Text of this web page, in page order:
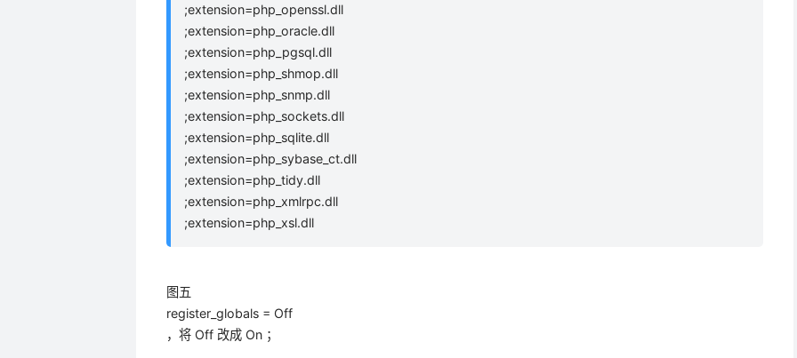
;extension=php_openssl.dll
;extension=php_oracle.dll
;extension=php_pgsql.dll
;extension=php_shmop.dll
;extension=php_snmp.dll
;extension=php_sockets.dll
;extension=php_sqlite.dll
;extension=php_sybase_ct.dll
;extension=php_tidy.dll
;extension=php_xmlrpc.dll
;extension=php_xsl.dll
图五
register_globals = Off
，将 Off 改成 On ；